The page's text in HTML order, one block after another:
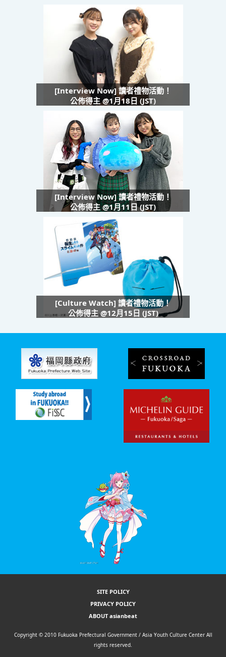
[Interview Now] 讀者禮物活動！
公佈得主 @1月18日 (JST)
[Interview Now] 讀者禮物活動！
公佈得主 @1月11日 (JST)
[Culture Watch] 讀者禮物活動！
公佈得主 @12月15日 (JST)
SITE POLICY
PRIVACY POLICY
ABOUT asianbeat
Copyright © 2010 Fukuoka Prefectural Government / Asia Youth Culture Center All
rights reserved.